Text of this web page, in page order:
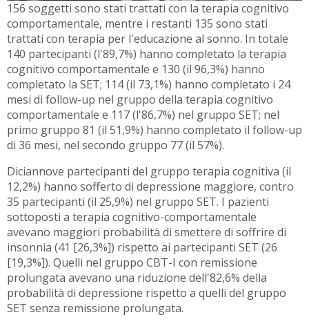
156 soggetti sono stati trattati con la terapia cognitivo
comportamentale, mentre i restanti 135 sono stati
trattati con terapia per l'educazione al sonno. In totale
140 partecipanti (l'89,7%) hanno completato la terapia
cognitivo comportamentale e 130 (il 96,3%) hanno
completato la SET; 114 (il 73,1%) hanno completato i 24
mesi di follow-up nel gruppo della terapia cognitivo
comportamentale e 117 (l'86,7%) nel gruppo SET; nel
primo gruppo 81 (il 51,9%) hanno completato il follow-up
di 36 mesi, nel secondo gruppo 77 (il 57%).
Diciannove partecipanti del gruppo terapia cognitiva (il
12,2%) hanno sofferto di depressione maggiore, contro
35 partecipanti (il 25,9%) nel gruppo SET. I pazienti
sottoposti a terapia cognitivo-comportamentale
avevano maggiori probabilità di smettere di soffrire di
insonnia (41 [26,3%]) rispetto ai partecipanti SET (26
[19,3%]). Quelli nel gruppo CBT-I con remissione
prolungata avevano una riduzione dell'82,6% della
probabilità di depressione rispetto a quelli del gruppo
SET senza remissione prolungata.